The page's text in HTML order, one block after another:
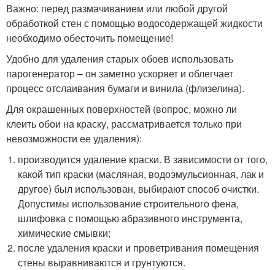
Важно: перед размачиванием или любой другой
обработкой стен с помощью водосодержащей жидкости
необходимо обесточить помещение!
Удобно для удаления старых обоев использовать
парогенератор – он заметно ускоряет и облегчает
процесс отслаивания бумаги и винила (флизелина).
Для окрашенных поверхностей (вопрос, можно ли
клеить обои на краску, рассматривается только при
невозможности ее удаления):
производится удаление краски. В зависимости от того,
какой тип краски (масляная, водоэмульсионная, лак и
другое) был использован, выбирают способ очистки.
Допустимы использование строительного фена,
шлифовка с помощью абразивного инструмента,
химические смывки;
после удаления краски и проветривания помещения
стены выравниваются и грунтуются.